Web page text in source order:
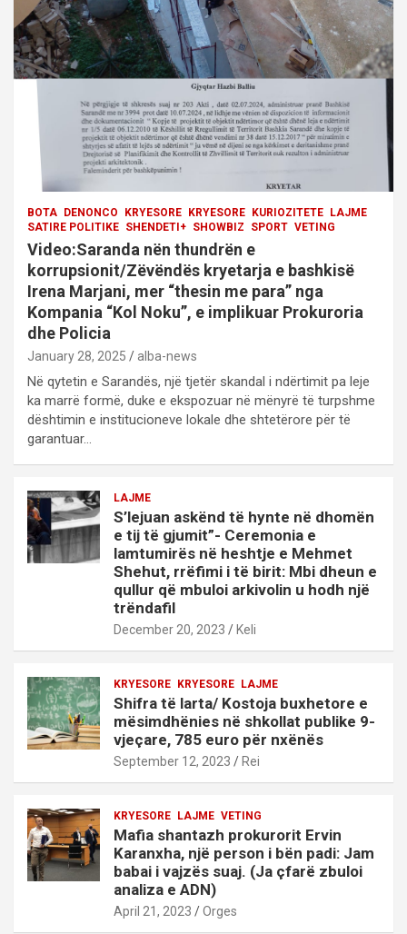
o
n
BOTA DENONCO KRYESORE KRYESORE KURIOZITETE
LAJME
SATIRE POLITIKE SHENDETI+ SHOWBIZ SPORT VETING
Video:Saranda nën thundrën e
korrupsionit/Zëvëndës kryetarja e bashkisë
Irena Marjani, mer “thesin me para” nga
Kompania “Kol Noku”, e implikuar Prokuroria
dhe Policia
January 28, 2025 alba-news
Në qytetin e Sarandës, një tjetër skandal i ndërtimit pa leje
ka marrë formë, duke e ekspozuar në mënyrë të turpshme
dështimin e institucioneve lokale dhe shtetërore për të
garantuar…
LAJME
S’lejuan askënd të hynte në dhomën
e tij të gjumit”- Ceremonia e
lamtumirës në heshtje e Mehmet
Shehut, rrëfimi i të birit: Mbi dheun e
qullur që mbuloi arkivolin u hodh një
trëndafil
December 20, 2023 Keli
KRYESORE KRYESORE LAJME
Shifra të larta/ Kostoja buxhetore e
mësimdhënies në shkollat publike 9-
vjeçare, 785 euro për nxënës
September 12, 2023 Rei
KRYESORE LAJME VETING
Mafia shantazh prokurorit Ervin
Karanxha, një person i bën padi: Jam
babai i vajzës suaj. (Ja çfarë zbuloi
analiza e ADN)
April 21, 2023 Orges